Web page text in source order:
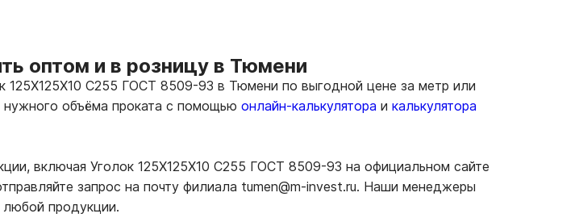
оптом и в розницу в Тюмени
125Х125Х10 С255 ГОСТ 8509-93 в Тюмени по выгодной цене за метр или
нужного объёма проката с помощью онлайн-калькулятора и калькулятора
включая Уголок 125Х125Х10 С255 ГОСТ 8509-93 на официальном сайте
запрос на почту филиала tumen@m-invest.ru. Наши менеджеры
любой продукции.